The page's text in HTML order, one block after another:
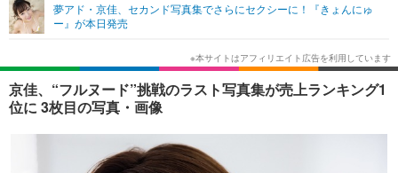
ショッピング その他
エンタメTOP
韓国・芸能
音楽 スポーツ
ショッピング
ライフ
ライフTOP グルメ
ペット ショッピング
その他
リリース一覧
プッシュ通知の停止方法
夢アド・京佳、セカンド写真集でさらにセクシーに！『きょんにゅ
ー』が本日発売
京佳、“フルヌード”挑戦のラスト写真集が売上ランキング1
位に 3枚目の写真・画像